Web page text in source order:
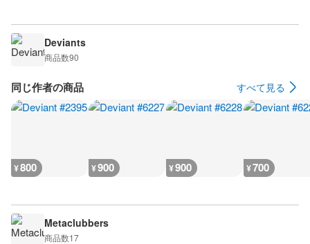
Deviants
商品数90
同じ作者の商品 すべて見る
¥800 ¥900 ¥900 ¥700
Metaclubbers
商品数17